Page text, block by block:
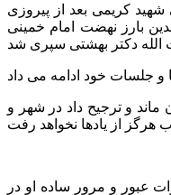
کریمی بعد از پیروزی
بارز نهضت امام خمینی
ماند و ترجیح داد در شهر و
عبور و مرور ساده او در